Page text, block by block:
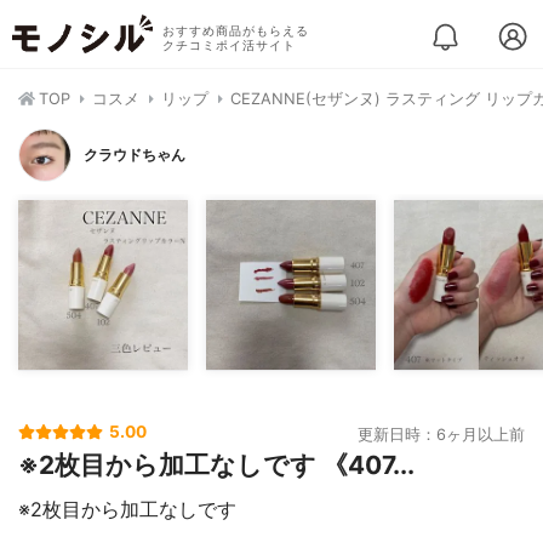
おすすめ商品がもらえる
クチコミポイ活サイト
TOP コスメ リップ CEZANNE(セザンヌ) ラスティング リップ
クラウドちゃん
5.00 更新日時：6ヶ月以上前
※2枚目から加工なしです 《407...
※2枚目から加工なしです